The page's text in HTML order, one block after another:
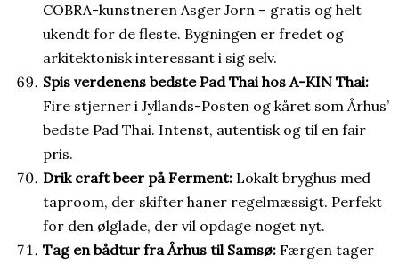
COBRA-kunstneren Asger Jorn – gratis og helt
ukendt for de fleste. Bygningen er fredet og
arkitektonisk interessant i sig selv.
Spis verdenens bedste Pad Thai hos A-KIN Thai:
Fire stjerner i Jyllands-Posten og kåret som Århus’
bedste Pad Thai. Intenst, autentisk og til en fair
pris.
Drik craft beer på Ferment: Lokalt bryghus med
taproom, der skifter haner regelmæssigt. Perfekt
for den ølglade, der vil opdage noget nyt.
Tag en bådtur fra Århus til Samsø: Færgen tager